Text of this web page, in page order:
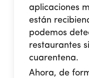
aplicaciones
están
podemos
restaurantes
cuarentena.
Ahora, de